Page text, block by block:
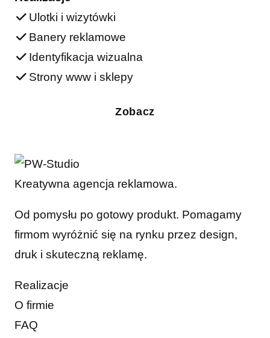
Ulotki i wizytówki
Banery reklamowe
Identyfikacja wizualna
Strony www i sklepy
Zobacz
Kreatywna agencja reklamowa.
Od pomysłu po gotowy produkt. Pomagamy
firmom wyróżnić się na rynku przez design,
druk i skuteczną reklamę.
Realizacje
O firmie
FAQ